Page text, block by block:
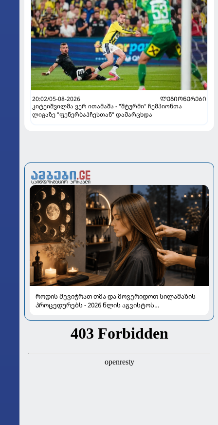
20:02/05-08-2026
ᲚᲔᲒᲘᲝᲜᲔᲠᲔᲑᲘ
კიტეიშვილმა ვერ ითამაშა - "შტურმი" ჩემპიონთა
ლიგაზე "ფენერბაჰჩესთან" დამარცხდა
როდის შევიჭრათ თმა და მოვერიდოთ სილამაზის
პროცედურებს - 2026 წლის აგვისტოს